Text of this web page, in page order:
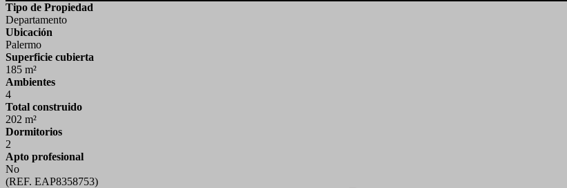
Tipo de Propiedad
Departamento
Ubicación
Palermo
Superficie cubierta
185 m²
Ambientes
4
Total construido
202 m²
Dormitorios
2
Apto profesional
No
(REF. EAP8358753)